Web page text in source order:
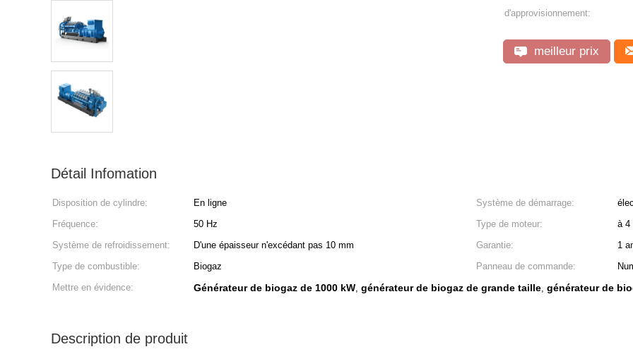
d'approvisionnement:
meilleur prix
Détail Infomation
Disposition de cylindre: En ligne Système de démarrage:
Fréquence:
50 Hz Type de moteur:
à 4
Système de refroidissement:
D'une épaisseur n'excédant pas 10 mm Garantie:
1
Type de combustible:
Biogaz Panneau de commande:
Mettre en évidence:
Générateur de biogaz de 1000 kW, générateur de biogaz de grande taille, générateur de
Description de produit